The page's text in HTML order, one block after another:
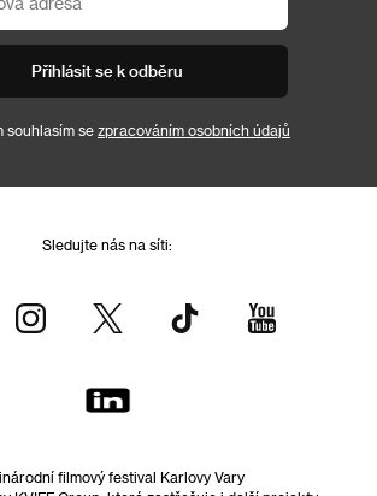
Přihlásit se k odběru
souhlasím se zpracováním osobních údajů
Sledujte nás na síti:
filmový festival Karlovy Vary